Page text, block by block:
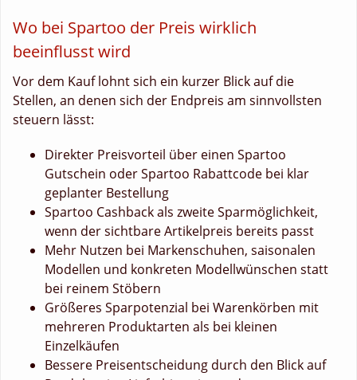
Wo bei Spartoo der Preis wirklich
beeinflusst wird
Vor dem Kauf lohnt sich ein kurzer Blick auf die
Stellen, an denen sich der Endpreis am sinnvollsten
steuern lässt:
Direkter Preisvorteil über einen Spartoo
Gutschein oder Spartoo Rabattcode bei klar
geplanter Bestellung
Spartoo Cashback als zweite Sparmöglichkeit,
wenn der sichtbare Artikelpreis bereits passt
Mehr Nutzen bei Markenschuhen, saisonalen
Modellen und konkreten Modellwünschen statt
bei reinem Stöbern
Größeres Sparpotenzial bei Warenkörben mit
mehreren Produktarten als bei kleinen
Einzelkäufen
Bessere Preisentscheidung durch den Blick auf